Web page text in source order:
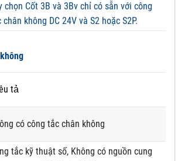
chọn Cốt 3B và 3Bv chỉ có sẵn với công
chân không DC 24V và S2 hoặc S2P.
tả
có công tắc chân không
tắc kỹ thuật số, Không có nguồn cung